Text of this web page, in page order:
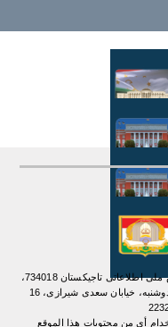
آژانس ملی اطلاعاتی تاجیکستان 734018،
شهر دوشنبه، خیابان سعدی شیرازی، 16
أي من محتويات هذا الموقع